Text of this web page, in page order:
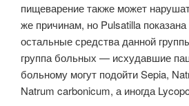
пищеварение также может
же причинам, но Pulsatilla
остальные средства данной
группа больных — исхудавшие
больному могут подойти Sepia,
Natrum carbonicum, а иногда